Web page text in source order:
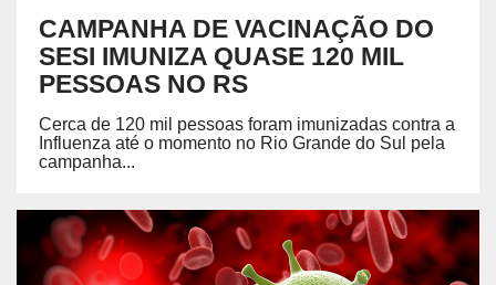
CAMPANHA DE VACINAÇÃO DO
SESI IMUNIZA QUASE 120 MIL
PESSOAS NO RS
Cerca de 120 mil pessoas foram imunizadas contra a
Influenza até o momento no Rio Grande do Sul pela
campanha...